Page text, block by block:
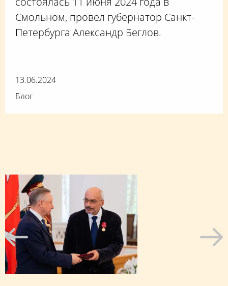
Смольном, провел губернатор Санкт-
Петербурга Александр Беглов.
13.06.2024
Блог